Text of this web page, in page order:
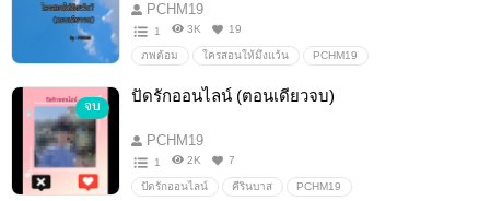
PCHM19
1 3K 19
ภพต้อม ใครสอนให้มึงแว้น PCHM19
จบ
ปัดรักออนไลน์ (ตอนเดียวจบ)
PCHM19
1 2K 7
ปัดรักออนไลน์ คีรินบาส PCHM19